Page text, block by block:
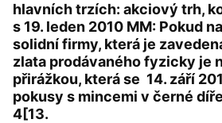
hlavních trzích: akciový trh,
s 19. leden 2010 MM: Pokud
solidní firmy, která je
zlata prodávaného fyzicky je
přirážkou, která se 14. září
pokusy s mincemi v černé
4[13.